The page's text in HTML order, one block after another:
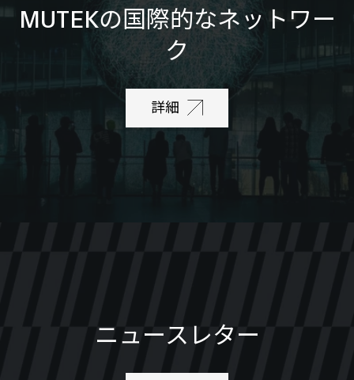
MUTEKの国際的なネットワー
ク
詳細
ニュースレター